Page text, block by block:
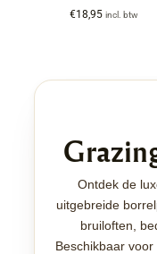
€18,95 incl. btw
Ontdek de
uitgebreide
bruiloften,
Beschikbaar